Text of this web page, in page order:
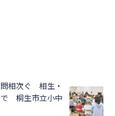
相次ぐ 相生・
で 桐生市立小中